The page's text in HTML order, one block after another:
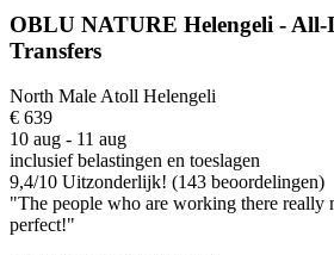
OBLU NATURE Helengeli - All-
Transfers
North Male Atoll Helengeli
€ 639
10 aug - 11 aug
inclusief belastingen en toeslagen
9,4/10 Uitzonderlijk! (143 beoordelingen)
"The people who are working there really
perfect!"